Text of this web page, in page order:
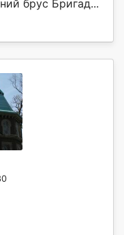
брус Бригад...